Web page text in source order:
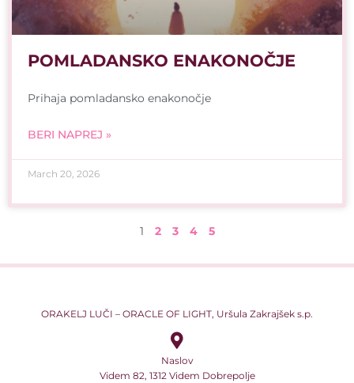
POMLADANSKO ENAKONOČJE
Prihaja pomladansko enakonočje
BERI NAPREJ »
March 20, 2026
1 2 3 4 5
ORAKELJ LUČI – ORACLE OF LIGHT, Uršula Zakrajšek s.p.
Naslov
Videm 82, 1312 Videm Dobrepolje